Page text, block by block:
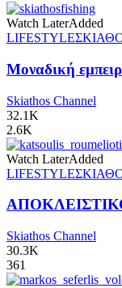
Watch LaterAdded
LIFESTYLE
Μοναδική
Skiathos Channel
32.1K
2.6K
Watch LaterAdded
LIFESTYLE
ΑΠΟΚΛΕΙΣΤΙΚΟ:
Skiathos Channel
30.3K
361